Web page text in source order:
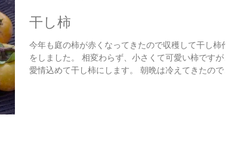
干し柿
今年も庭の柿が赤くなってきたので収穫して干し柿作り
をしました。 相変わらず、小さくて可愛い柿ですが、
愛情込めて干し柿にします。 朝晩は冷えてきたので美